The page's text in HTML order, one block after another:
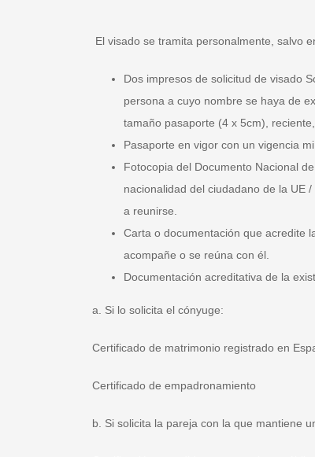
El visado se tramita personalmente, salvo
Dos impresos de solicitud de visado
persona a cuyo nombre se haya de
tamaño pasaporte (4 x 5cm),
Pasaporte en vigor con un vigencia
Fotocopia del Documento Nacional
nacionalidad del ciudadano de la UE
a reunirse.
Carta o documentación que acredite
acompañe o se reúna con él.
Documentación acreditativa de la
a. Si lo solicita el cónyuge:
Certificado de matrimonio registrado en
Certificado de empadronamiento
b. Si solicita la pareja con la que mantiene